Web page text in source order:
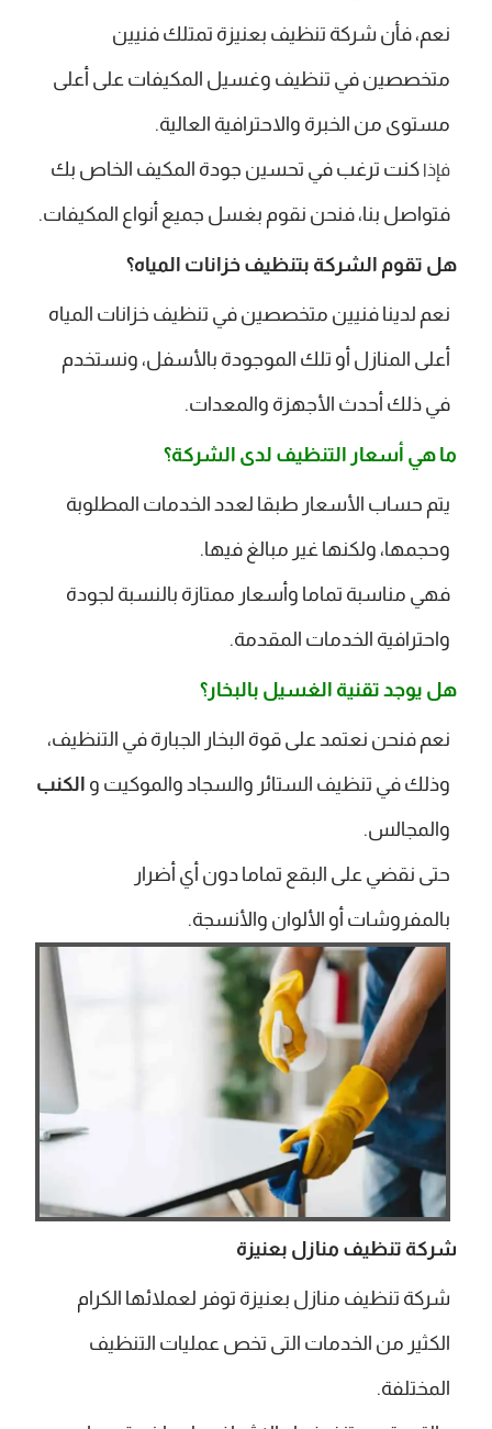
نعم، فأن شركة تنظيف بعنيزة تمتلك فنيين
متخصصين في تنظيف وغسيل المكيفات على أعلى
مستوى من الخبرة والاحترافية العالية.
فإذا كنت ترغب في تحسين جودة المكيف الخاص بك
فتواصل بنا، فنحن نقوم بغسل جميع أنواع المكيفات.
هل تقوم الشركة بتنظيف خزانات المياه؟
نعم لدينا فنيين متخصصين في تنظيف خزانات المياه
أعلى المنازل أو تلك الموجودة بالأسفل، ونستخدم
في ذلك أحدث الأجهزة والمعدات.
ما هي أسعار التنظيف لدى الشركة؟
يتم حساب الأسعار طبقا لعدد الخدمات المطلوبة
وحجمها، ولكنها غير مبالغ فيها.
فهي مناسبة تماما وأسعار ممتازة بالنسبة لجودة
واحترافية الخدمات المقدمة.
هل يوجد تقنية الغسيل بالبخار؟
نعم فنحن نعتمد على قوة البخار الجبارة في التنظيف،
وذلك في تنظيف الستائر والسجاد والموكيت و الكنب
والمجالس.
حتى نقضي على البقع تماما دون أي أضرار
بالمفروشات أو الألوان والأنسجة.
شركة تنظيف منازل بعنيزة
شركة تنظيف منازل بعنيزة توفر لعملائها الكرام
الكثير من الخدمات التى تخص عمليات التنظيف
المختلفة.